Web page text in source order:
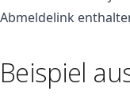
Abmeldelink
Beispiel